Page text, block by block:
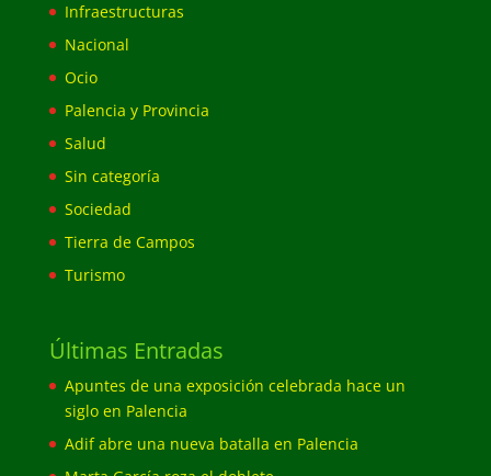
Infraestructuras
Nacional
Ocio
Palencia y Provincia
Salud
Sin categoría
Sociedad
Tierra de Campos
Turismo
Últimas Entradas
Apuntes de una exposición celebrada hace un
siglo en Palencia
Adif abre una nueva batalla en Palencia